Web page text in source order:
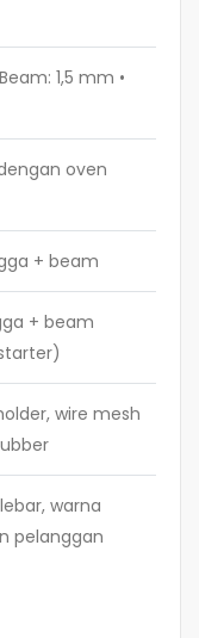
1,5 mm •
oven
+ beam
+ beam
wire mesh
warna
pelanggan